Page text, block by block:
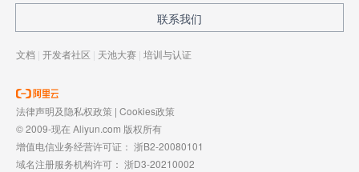
联系我们
文档 | 开发者社区 | 天池大赛 | 培训与认证
法律声明及隐私权政策 | Cookies政策
© 2009-现在 Aliyun.com 版权所有
增值电信业务经营许可证： 浙B2-20080101
域名注册服务机构许可： 浙D3-20210002